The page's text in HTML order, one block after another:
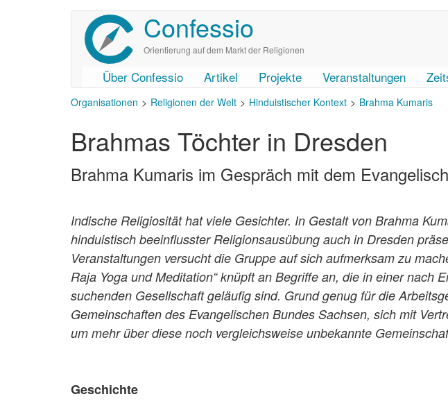
Confessio
Orientierung auf dem Markt der Religionen
User
account
menu
Main
navigation
Über Confessio Artikel Projekte Veranstaltungen
Organisationen Religionen der Welt Hinduistischer Kontext Brahma Kumaris
Brahmas Töchter in Dresden
Brahma Kumaris im Gespräch mit dem
Indische Religiosität hat viele Gesichter. In Gestalt von Brahma
hinduistisch beeinflusster Religionsausübung auch in Dresden
Veranstaltungen versucht die Gruppe auf sich aufmerksam zu
Raja Yoga und Meditation“ knüpft an Begriffe an, die in einer nach
suchenden Gesellschaft geläufig sind. Grund genug für die
Gemeinschaften des Evangelischen Bundes Sachsen, sich mit
um mehr über diese noch vergleichsweise unbekannte
Geschichte